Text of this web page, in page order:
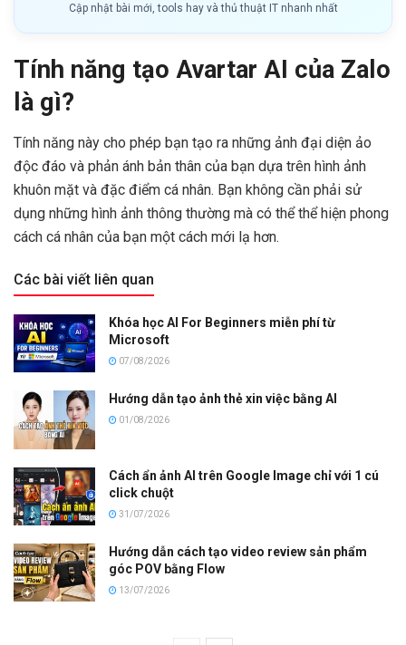
Cập nhật bài mới, tools hay và thủ thuật IT nhanh nhất
Tính năng tạo Avartar AI của Zalo
là gì?
Tính năng này cho phép bạn tạo ra những ảnh đại diện ảo
độc đáo và phản ánh bản thân của bạn dựa trên hình ảnh
khuôn mặt và đặc điểm cá nhân. Bạn không cần phải sử
dụng những hình ảnh thông thường mà có thể thể hiện phong
cách cá nhân của bạn một cách mới lạ hơn.
Các bài viết liên quan
Khóa học AI For Beginners miễn phí từ
Microsoft
07/08/2026
Hướng dẫn tạo ảnh thẻ xin việc bằng AI
01/08/2026
Cách ẩn ảnh AI trên Google Image chỉ với 1 cú
click chuột
31/07/2026
Hướng dẫn cách tạo video review sản phẩm
góc POV bằng Flow
13/07/2026